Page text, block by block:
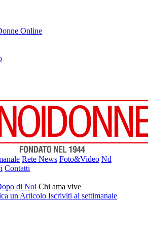
Online
Rete News Foto&Video Nd
Contatti
di Noi Chi ama vive
un Articolo Iscriviti al settimanale